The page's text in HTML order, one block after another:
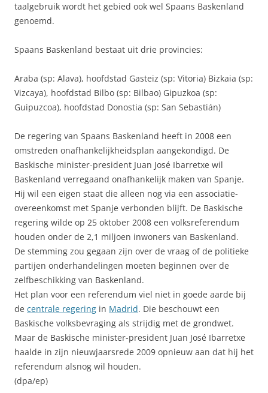
taalgebruik wordt het gebied ook wel Spaans Baskenland
genoemd.
Spaans Baskenland bestaat uit drie provincies:
Araba (sp: Alava), hoofdstad Gasteiz (sp: Vitoria) Bizkaia (sp:
Vizcaya), hoofdstad Bilbo (sp: Bilbao) Gipuzkoa (sp:
Guipuzcoa), hoofdstad Donostia (sp: San Sebastián)
De regering van Spaans Baskenland heeft in 2008 een
omstreden onafhankelijkheidsplan aangekondigd. De
Baskische minister-president Juan José Ibarretxe wil
Baskenland verregaand onafhankelijk maken van Spanje.
Hij wil een eigen staat die alleen nog via een associatie-
overeenkomst met Spanje verbonden blijft. De Baskische
regering wilde op 25 oktober 2008 een volksreferendum
houden onder de 2,1 miljoen inwoners van Baskenland.
De stemming zou gegaan zijn over de vraag of de politieke
partijen onderhandelingen moeten beginnen over de
zelfbeschikking van Baskenland.
Het plan voor een referendum viel niet in goede aarde bij
de centrale regering in Madrid. Die beschouwt een
Baskische volksbevraging als strijdig met de grondwet.
Maar de Baskische minister-president Juan José Ibarretxe
haalde in zijn nieuwjaarsrede 2009 opnieuw aan dat hij het
referendum alsnog wil houden.
(dpa/ep)